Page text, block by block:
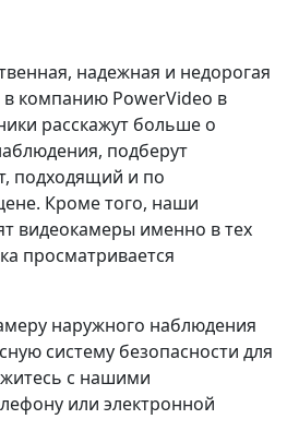
надежная и недорогая
компанию PowerVideo в
расскажут больше о
подберут
подходящий и по
Кроме того, наши
видеокамеры именно в тех
просматривается
наружного наблюдения
систему безопасности для
с нашими
или электронной